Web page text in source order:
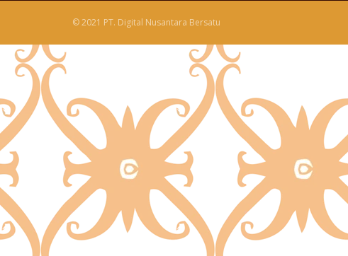
© 2021 PT. Digital Nusantara Bersatu